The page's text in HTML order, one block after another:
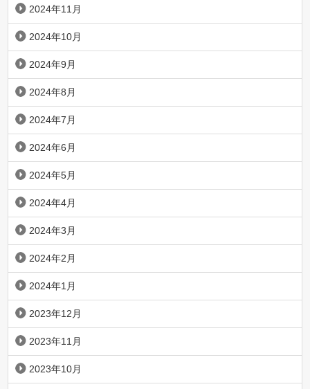
2024年11月
2024年10月
2024年9月
2024年8月
2024年7月
2024年6月
2024年5月
2024年4月
2024年3月
2024年2月
2024年1月
2023年12月
2023年11月
2023年10月